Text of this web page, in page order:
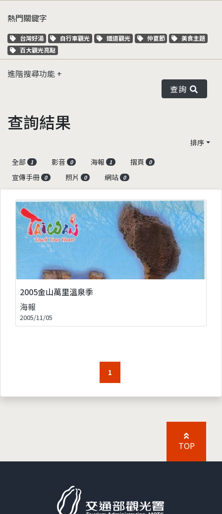
熱門關鍵字
關鍵字標籤
台灣好湯 關鍵字標籤
自行車觀光 關鍵字標籤
鐵道觀光 關鍵字標籤
仲夏節 關鍵字標籤
美食主題
關鍵字標籤
百大觀光亮點
進階搜尋功能
查詢
查詢結果
排序
全部
1 影音 0 海報 1 摺頁 0
宣傳手冊 0 照片 0 網站 0
2005金山萬里溫泉季
海報
2005/11/05
1
TOP